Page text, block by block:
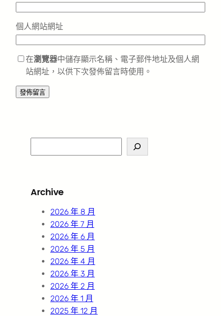
個人網站網址
在瀏覽器中儲存顯示名稱、電子郵件地址及個人網
站網址，以供下次發佈留言時使用。
e
c
Archive
2026 年 8 月
2026 年 7 月
2026 年 6 月
2026 年 5 月
2026 年 4 月
2026 年 3 月
2026 年 2 月
2026 年 1 月
2025 年 12 月